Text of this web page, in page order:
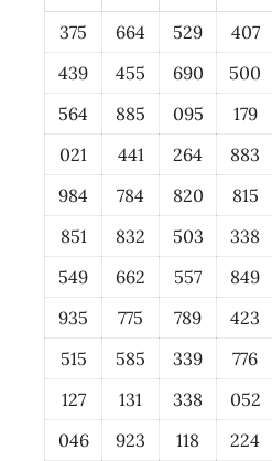
375 664 529 407
439
455 690 500
564
885 095 179
021
441 264 883
984
784 820 815
851
832 503 338
549
662 557 849
935
775 789 423
515
585 339 776
127
131 338 052
046
923 118 224